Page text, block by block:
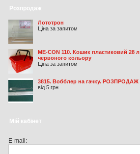
Розпродаж
Лототрон
Ціна за запитом
ME-CON 110. Кошик пластиковий 28 л
червоного кольору
Ціна за запитом
3815. Вобблер на гачку. РОЗПРОДАЖ
від 5 грн
Мій кабінет
E-mail: